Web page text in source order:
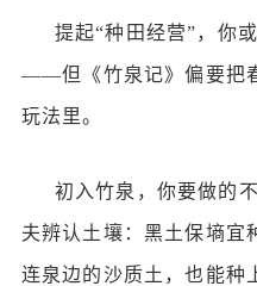
提起“种田经营”，你
——但《竹泉记》偏要把
玩法里。
初入竹泉，你要做的
夫辨认土壤：黑土保墒宜
连泉边的沙质土，也能种